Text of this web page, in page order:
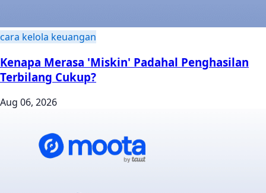
cara kelola keuangan
Kenapa Merasa 'Miskin' Padahal Penghasilan
Terbilang Cukup?
Aug 06, 2026